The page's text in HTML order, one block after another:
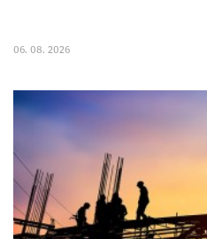
06. 08. 2026